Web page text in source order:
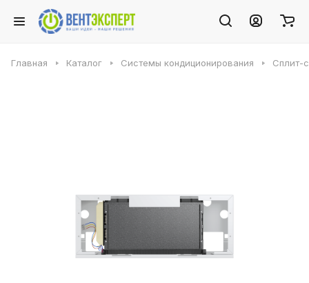
Главная Каталог Системы кондиционирования Сплит-